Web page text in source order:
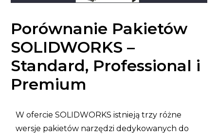
Porównanie Pakietów
SOLIDWORKS –
Standard, Professional i
Premium
W ofercie SOLIDWORKS istnieją trzy różne
wersje pakietów narzędzi dedykowanych do